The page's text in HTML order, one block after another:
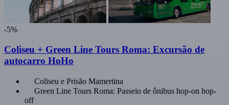
-5%
Coliseu + Green Line Tours Roma: Excursão de
autocarro HoHo
Coliseu e Prisão Mamertina
Green Line Tours Roma: Passeio de ônibus hop-on hop-
off